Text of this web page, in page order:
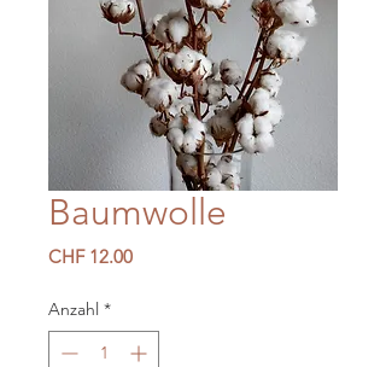
Baumwolle
CHF 12.00Preis
Anzahl *